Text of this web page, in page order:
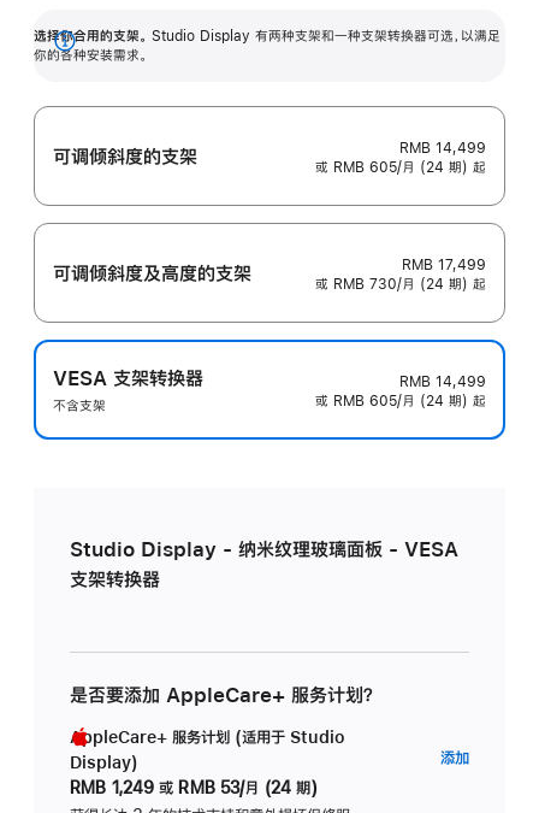
选择你合用的支架。 Studio Display 有两种支架和一种支架转换器可选，以满足
你的各种安装需求。
展
可调倾斜度的支架
RMB 14,499
或 RMB 605/月 (24 期) 起
可调倾斜度及高‍度的支‍架
RMB 17,499
或 RMB 730/月 (24 期) 起
VESA 支架转换器
不含支架
RMB 14,499
或 RMB 605/月 (24 期) 起
Studio Display - 纳米纹理玻璃面板 - VESA
支架转换器
是否要添加 AppleCare+ 服务计划？
AppleCare+ 服务计划 (适用于 Studio
Display)
RMB 1,249 或 RMB 53/月 (24 期)
添加